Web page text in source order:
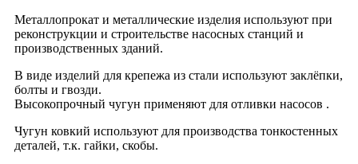
Металлопрокат и металлические изделия используют при
реконструкции и строительстве насосных станций и
производственных зданий.
В виде изделий для крепежа из стали используют заклёпки,
болты и гвозди.
Высокопрочный чугун применяют для отливки насосов .
Чугун ковкий используют для производства тонкостенных
деталей, т.к. гайки, скобы.